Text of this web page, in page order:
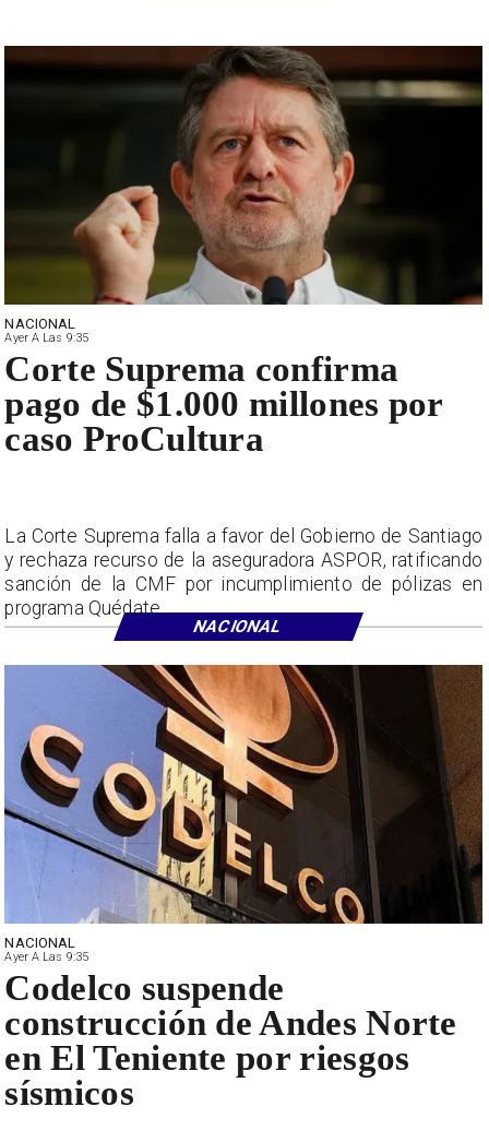
NACIONAL
Ayer A Las 9:35
Codelco suspende
construcción de Andes Norte
en El Teniente por riesgos
sísmicos
NACIONAL
Ayer A Las 9:35
Corte Suprema confirma
pago de $1.000 millones por
caso ProCultura
La Corte Suprema falla a favor del Gobierno de Santiago
y rechaza recurso de la aseguradora ASPOR, ratificando
sanción de la CMF por incumplimiento de pólizas en
programa Quédate.
NACIONAL